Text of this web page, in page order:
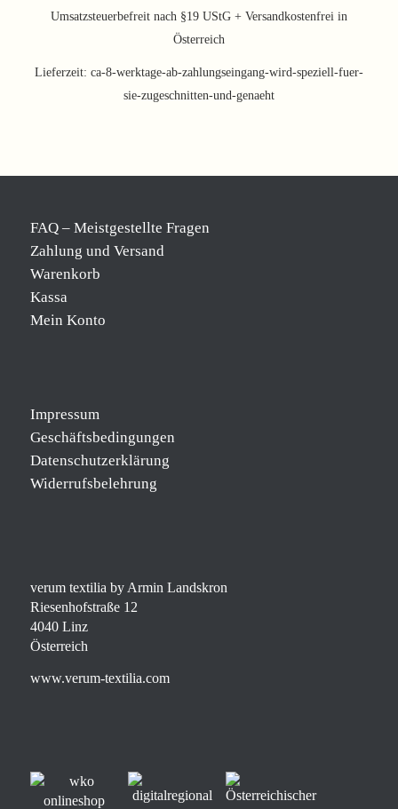
Umsatzsteuerbefreit nach §19 UStG + Versandkostenfrei in
Österreich
Lieferzeit: ca-8-werktage-ab-zahlungseingang-wird-speziell-fuer-
sie-zugeschnitten-und-genaeht
FAQ – Meistgestellte Fragen
Zahlung und Versand
Warenkorb
Kassa
Mein Konto
Impressum
Geschäftsbedingungen
Datenschutzerklärung
Widerrufsbelehrung
verum textilia by Armin Landskron
Riesenhofstraße 12
4040 Linz
Österreich
www.verum-textilia.com